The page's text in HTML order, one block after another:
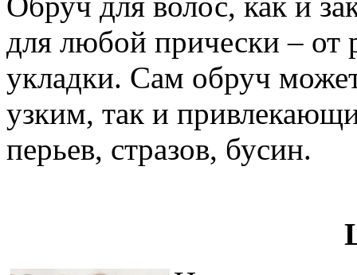
для любой прически – от
укладки. Сам обруч
узким, так и
перьев, стразов, бусин.